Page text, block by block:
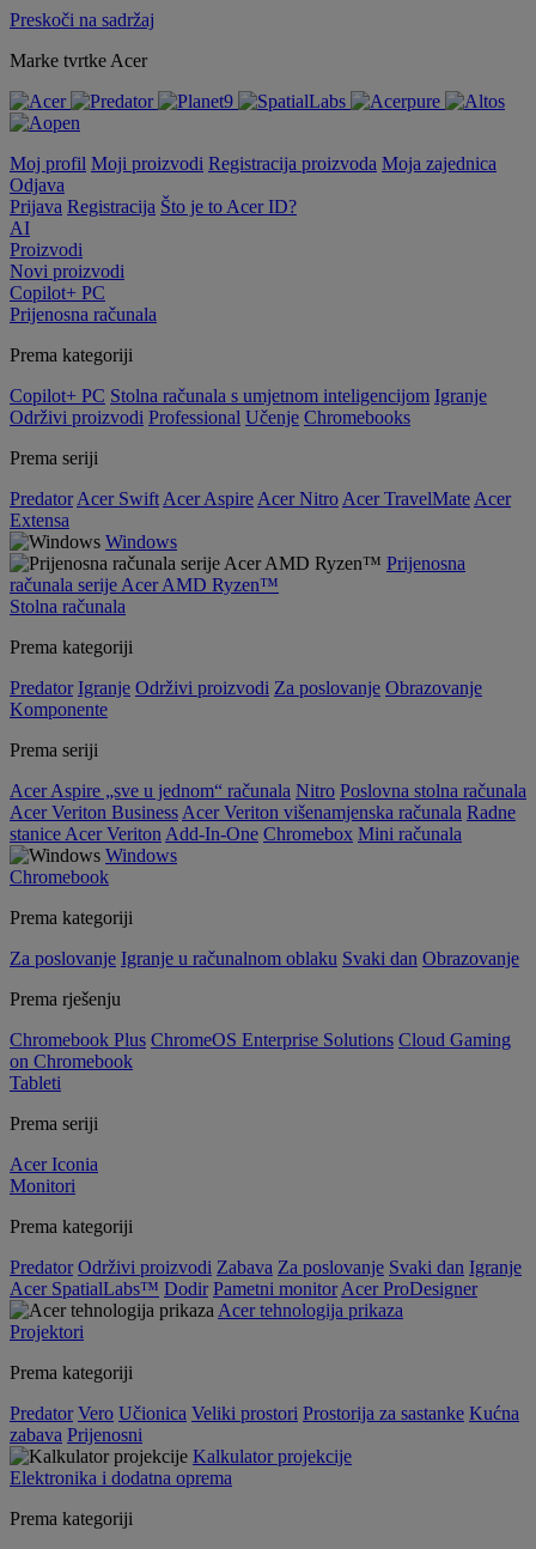
Preskoči na sadržaj
Marke tvrtke Acer
Moj profil Moji proizvodi Registracija proizvoda Moja zajednica
Odjava
Prijava Registracija Što je to Acer ID?
AI
Proizvodi
Novi proizvodi
Copilot+ PC
Prijenosna računala
Prema kategoriji
Copilot+ PC Stolna računala s umjetnom inteligencijom Igranje
Održivi proizvodi Professional Učenje Chromebooks
Prema seriji
Predator Acer Swift Acer Aspire Acer Nitro Acer TravelMate Acer
Extensa
Windows
Prijenosna
računala serije Acer AMD Ryzen™
Stolna računala
Prema kategoriji
Predator Igranje Održivi proizvodi Za poslovanje Obrazovanje
Komponente
Prema seriji
Acer Aspire „sve u jednom“ računala Nitro Poslovna stolna računala
Acer Veriton Business Acer Veriton višenamjenska računala Radne
stanice Acer Veriton Add-In-One Chromebox Mini računala
Windows
Chromebook
Prema kategoriji
Za poslovanje Igranje u računalnom oblaku Svaki dan Obrazovanje
Prema rješenju
Chromebook Plus ChromeOS Enterprise Solutions Cloud Gaming
on Chromebook
Tableti
Prema seriji
Acer Iconia
Monitori
Prema kategoriji
Predator Održivi proizvodi Zabava Za poslovanje Svaki dan Igranje
Acer SpatialLabs™ Dodir Pametni monitor Acer ProDesigner
Acer tehnologija prikaza
Projektori
Prema kategoriji
Predator Vero Učionica Veliki prostori Prostorija za sastanke Kućna
zabava Prijenosni
Kalkulator projekcije
Elektronika i dodatna oprema
Prema kategoriji